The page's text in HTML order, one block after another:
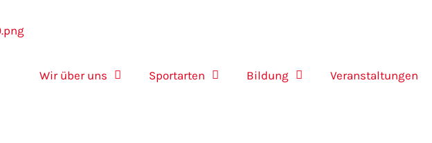
Wir über uns
Sportarten Bildung Veranstaltungen